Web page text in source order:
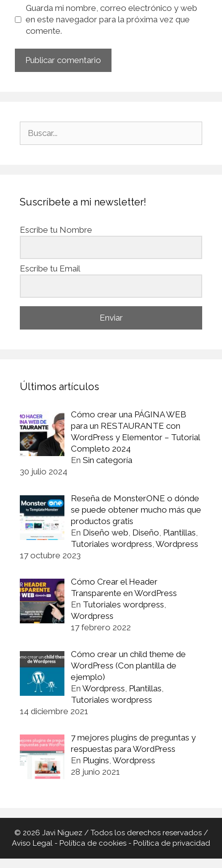
Guarda mi nombre, correo electrónico y web
en este navegador para la próxima vez que
comente.
Suscríbete a mi newsletter!
Escribe tu Nombre
Escribe tu Email
Enviar
Últimos artículos
Cómo crear una PÁGINA WEB
para un RESTAURANTE con
WordPress y Elementor – Tutorial
Completo 2024
En Sin categoría
30 julio 2024
Reseña de MonsterONE o dónde
se puede obtener mucho más que
productos gratis
En Diseño web Diseño Plantillas
Tutoriales wordpress Wordpress
17 octubre 2023
Cómo Crear el Header
Transparente en WordPress
En Tutoriales wordpress,
Wordpress
17 febrero 2022
Cómo crear un child theme de
WordPress (Con plantilla de
ejemplo)
En Wordpress Plantillas
Tutoriales wordpress
14 diciembre 2021
7 mejores plugins de preguntas y
respuestas para WordPress
En Plugins, Wordpress
28 junio 2021
© 2026 Javi Niguez / Todos los derechos reservados /
Aviso Legal - Política de cookies - Política de privacidad